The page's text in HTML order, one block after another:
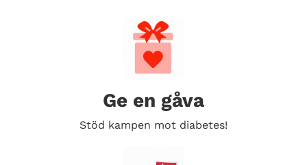
Ge en gåva
Stöd kampen mot diabetes!